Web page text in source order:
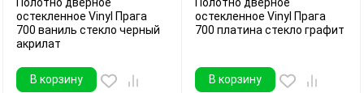
остекленное Vinyl Прага
700 ваниль стекло черный
акрилат
В корзину
остекленное Vinyl Прага
700 платина стекло графит
В корзину